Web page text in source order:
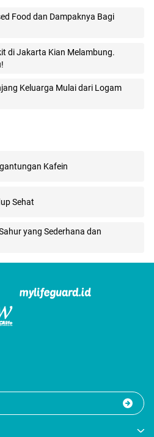
Food dan Dampaknya Bagi
di Jakarta Kian Melambung.
Keluarga Mulai dari Logam
Kafein
Sehat
yang Sederhana dan